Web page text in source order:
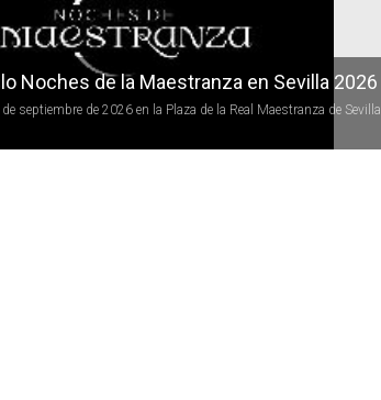
Noches de la Maestranza en Sevilla 2026
septiembre de 2026 en la Plaza de la Real Maestranza de Sevilla